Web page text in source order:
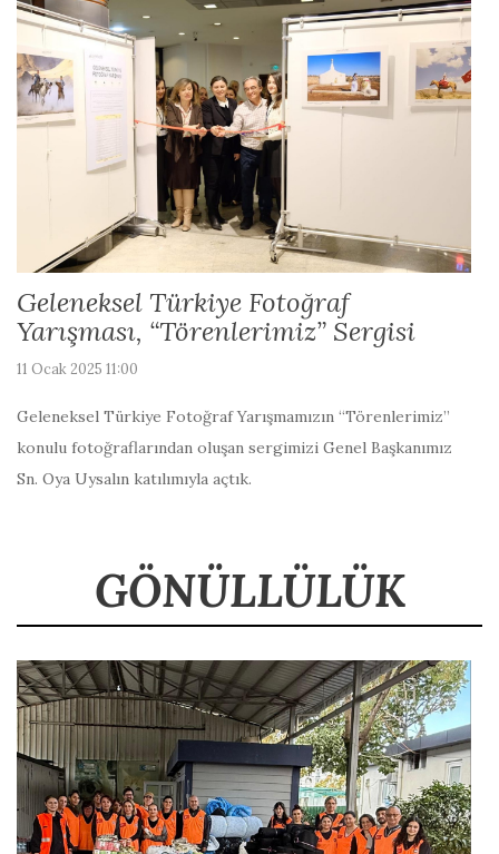
Geleneksel Türkiye Fotoğraf
Yarışması, “Törenlerimiz” Sergisi
11 Ocak 2025 11:00
Geleneksel Türkiye Fotoğraf Yarışmamızın “Törenlerimiz”
konulu fotoğraflarından oluşan sergimizi Genel Başkanımız
Sn. Oya Uysalın katılımıyla açtık.
GÖNÜLLÜLÜK